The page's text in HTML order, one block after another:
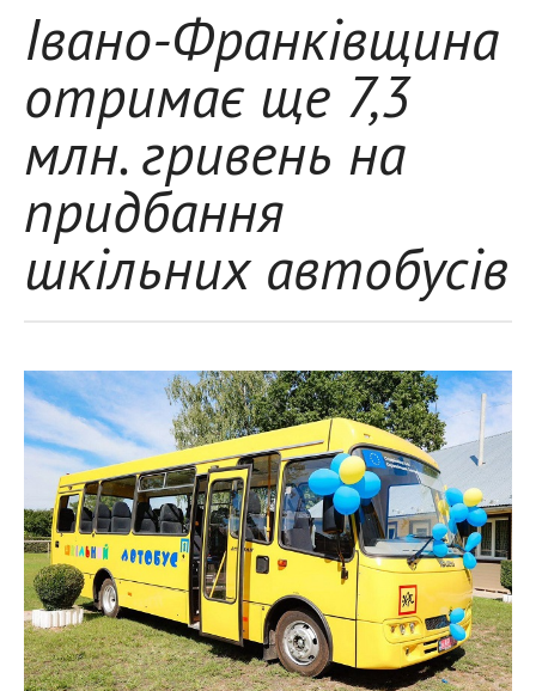
Івано-Франківщина
отримає ще 7,3
млн. гривень на
придбання
шкільних автобусів